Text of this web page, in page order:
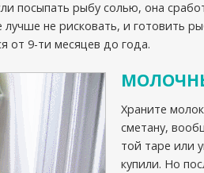
посыпать рыбу солью, она
не рисковать, и готовить
от 9-ти месяцев до года.
Храните
сметану,
той таре или
купили. Но